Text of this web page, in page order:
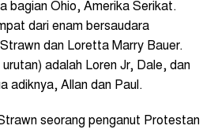
bagian Ohio, Amerika Serikat.
dari enam bersaudara
dan Loretta Marry Bauer.
adalah Loren Jr, Dale, dan
adiknya, Allan dan Paul.
seorang penganut Protestan